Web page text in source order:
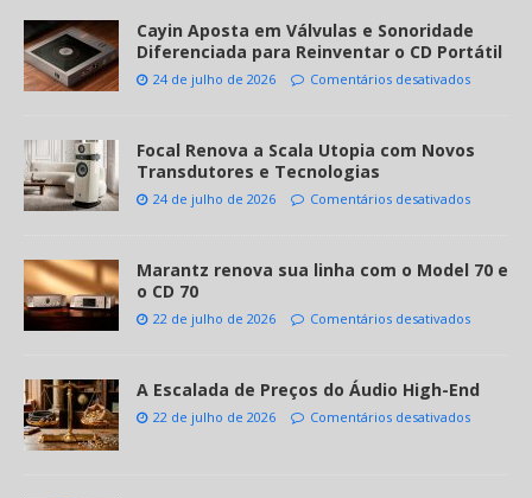
Cayin Aposta em Válvulas e Sonoridade
Diferenciada para Reinventar o CD Portátil
24 de julho de 2026 Comentários desativados
Focal Renova a Scala Utopia com Novos
Transdutores e Tecnologias
24 de julho de 2026 Comentários desativados
Marantz renova sua linha com o Model 70 e
o CD 70
22 de julho de 2026 Comentários desativados
A Escalada de Preços do Áudio High-End
22 de julho de 2026 Comentários desativados